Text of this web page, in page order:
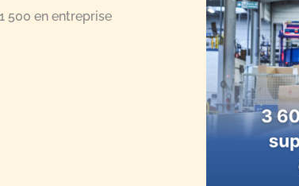
500 en entreprise